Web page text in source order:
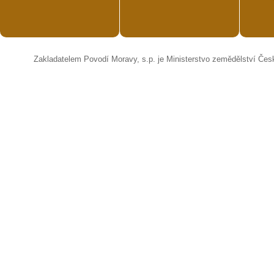
Zakladatelem Povodí Moravy, s.p. je Ministerstvo zemědělství